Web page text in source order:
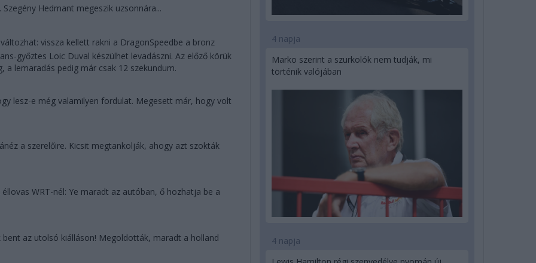
Hedmant megeszik uzsonnára...
vissza kellett rakni a DragonSpeedbe a bronz
győztes Loic Duval készülhet levadászni. Az előző körük
lemaradás pedig már csak 12 szekundum.
lesz-e még valamilyen fordulat. Megesett már, hogy volt
a szerelőire. Kicsit megtankolják, ahogy azt szokták
WRT-nél: Ye maradt az autóban, ő hozhatja be a
az utolsó kiálláson! Megoldották, maradt a holland
4 napja
Marko szerint a szurkolók nem tudják, mi
történik valójában
4 napja